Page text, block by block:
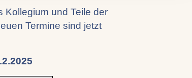
Kollegium und Teile der
Termine sind jetzt